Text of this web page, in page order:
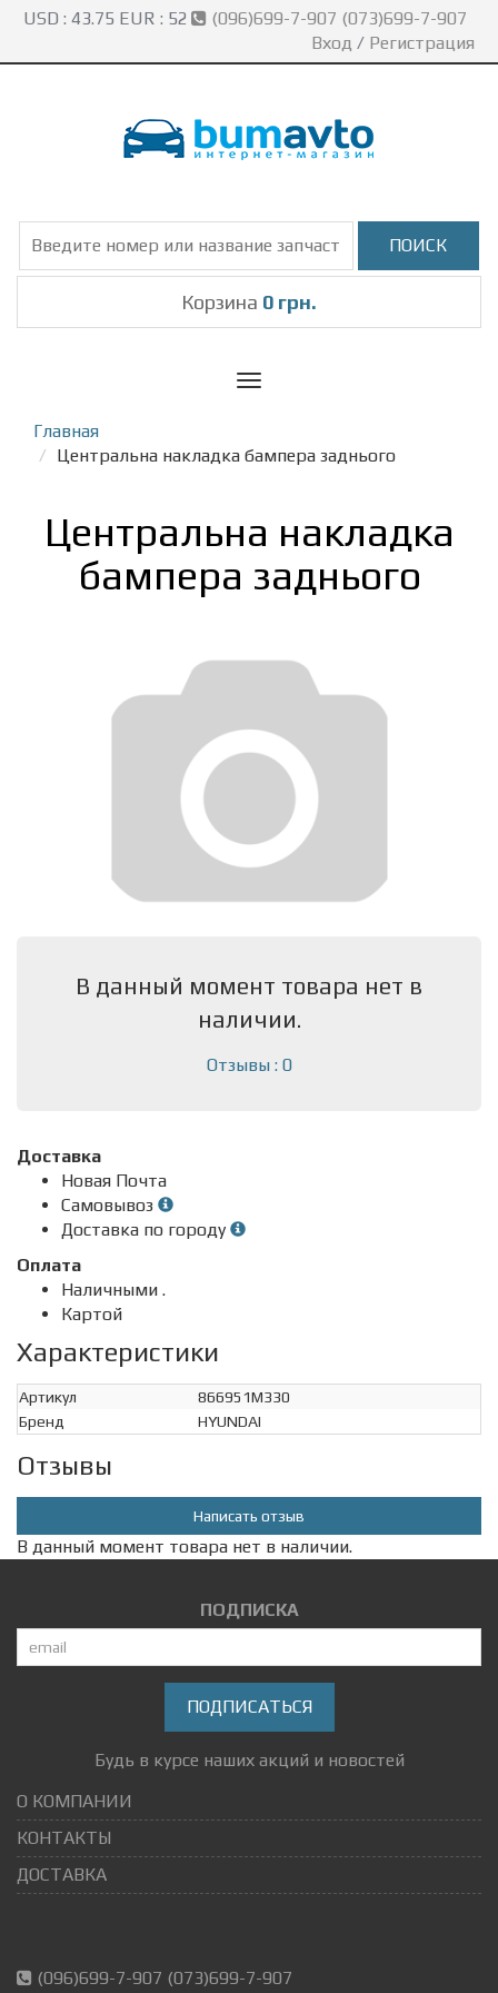
USD : 43.75 EUR : 52
(096)699-7-907 (073)699-7-907
Вход / Регистрация
Корзина 0 грн.
Toggle
Главная
Центральна накладка бампера заднього
Центральна накладка
бампера заднього
В данный момент товара нет в
наличии.
Отзывы : 0
Доставка
Новая Почта
Самовывоз
Доставка по городу
Оплата
Наличными .
Картой
Характеристики
Артикул
866951M330
Бренд
HYUNDAI
Отзывы
Написать отзыв
В данный момент товара нет в наличии.
ПОДПИСКА
ПОДПИСАТЬСЯ
Будь в курсе наших акций и новостей
О КОМПАНИИ
КОНТАКТЫ
ДОСТАВКА
(096)699-7-907 (073)699-7-907